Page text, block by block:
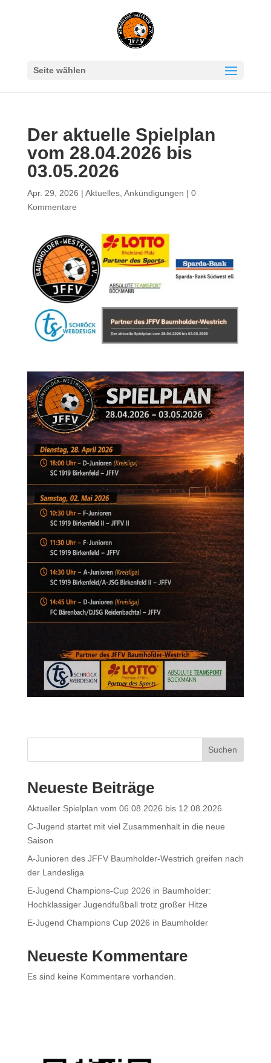
Seite wählen
Der aktuelle Spielplan
vom 28.04.2026 bis
03.05.2026
Apr. 29, 2026 | Aktuelles, Ankündigungen | 0
Kommentare
Suchen
Neueste Beiträge
Aktueller Spielplan vom 06.08.2026 bis 12.08.2026
C-Jugend startet mit viel Zusammenhalt in die neue
Saison
A-Junioren des JFFV Baumholder-Westrich greifen nach
der Landesliga
E-Jugend Champions-Cup 2026 in Baumholder:
Hochklassiger Jugendfußball trotz großer Hitze
E-Jugend Champions Cup 2026 in Baumholder
Neueste Kommentare
Es sind keine Kommentare vorhanden.